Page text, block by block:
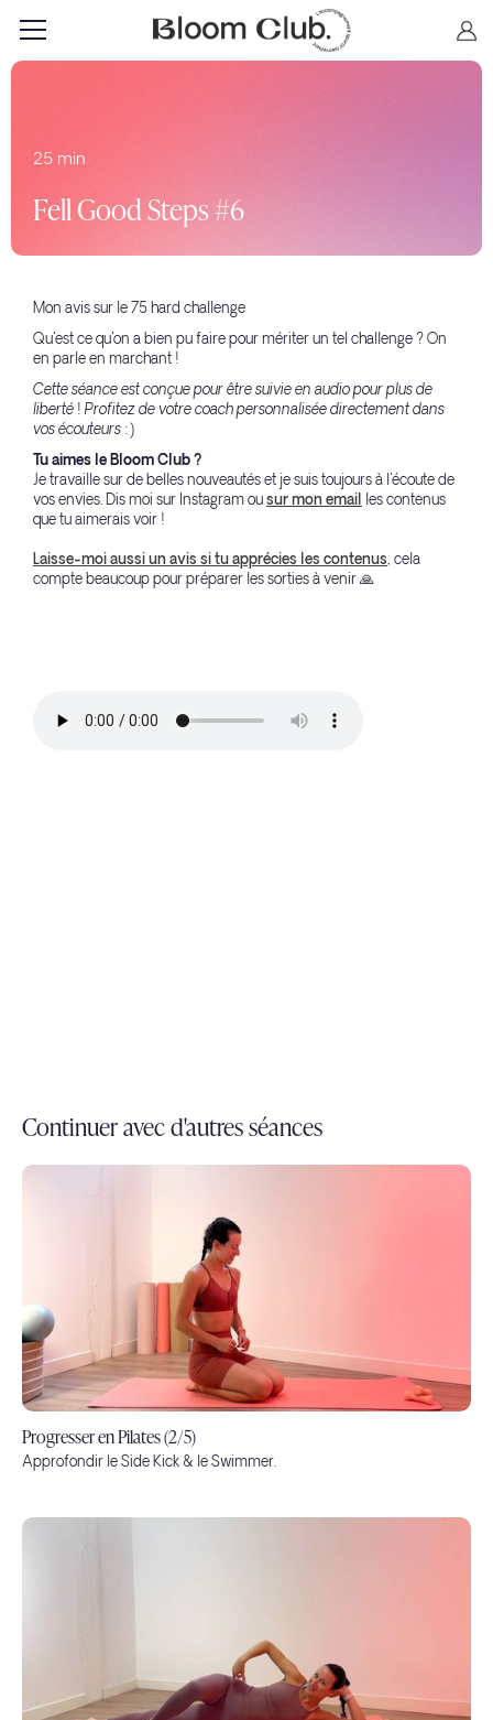
25 min
Fell Good Steps #6
Mon avis sur le 75 hard challenge
Qu'est ce qu'on a bien pu faire pour mériter un tel challenge ? On
en parle en marchant !
Cette séance est conçue pour être suivie en audio pour plus de
liberté ! Profitez de votre coach personnalisée directement dans
vos écouteurs :)
Tu aimes le Bloom Club ?
Je travaille sur de belles nouveautés et je suis toujours à l'écoute de
vos envies. Dis moi sur Instagram ousur mon email les contenus
que tu aimerais voir !
Laisse-moi aussi un avis si tu apprécies les contenus, cela
compte beaucoup pour préparer les sorties à venir 🙏
Continuer avec d'autres séances
Progresser en Pilates (2/5)
Approfondir le Side Kick & le Swimmer.